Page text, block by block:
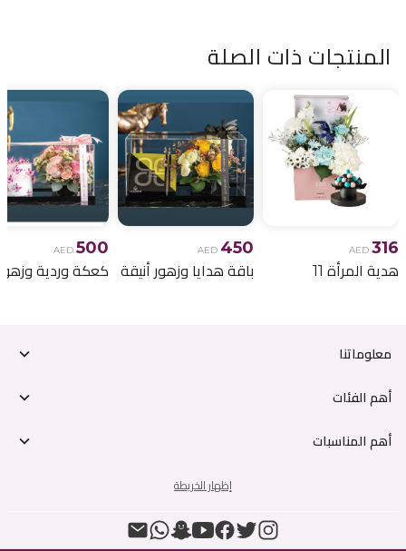
المنتجات ذات الصلة
AED 316
هدية المرأة 11
AED 450
باقة هدايا وزهور أنيقة
AED 500
معلوماتنا
أهم الفئات
أهم المناسبات
إظهار الخريطة